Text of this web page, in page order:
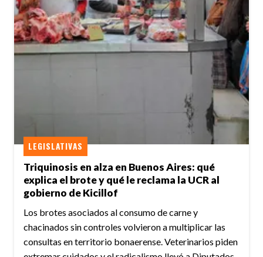
Triquinosis en alza en Buenos Aires: qué
explica el brote y qué le reclama la UCR al
gobierno de Kicillof
LEGISLATIVAS
Los brotes asociados al consumo de carne y
chacinados sin controles volvieron a multiplicar las
consultas en territorio bonaerense. Veterinarios piden